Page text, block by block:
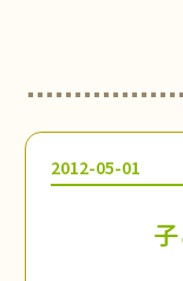
2012-05-01